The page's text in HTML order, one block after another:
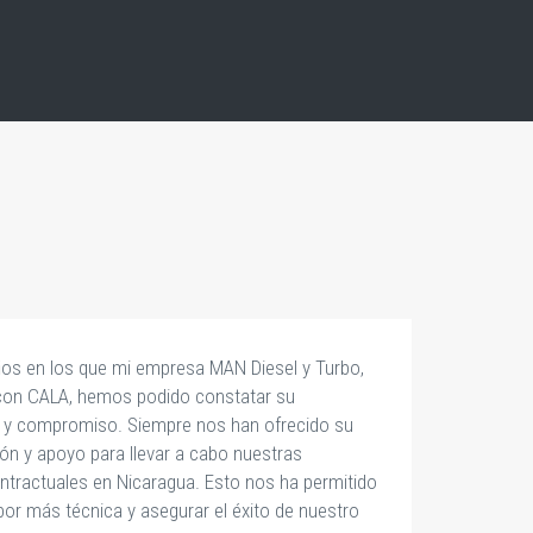
en los que mi empresa MAN Diesel y Turbo,
CALA, hemos podido constatar su
compromiso. Siempre nos han ofrecido su
y apoyo para llevar a cabo nuestras
en Nicaragua. Esto nos ha permitido
más técnica y asegurar el éxito de nuestro